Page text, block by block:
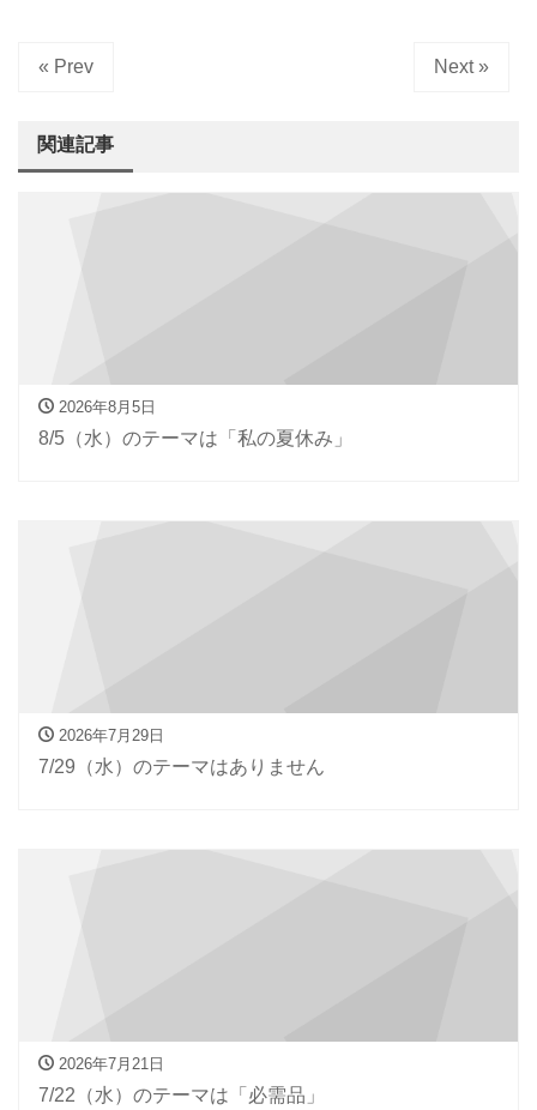
« Prev Next »
関連記事
2026年8月5日
8/5（水）のテーマは「私の夏休み」
2026年7月29日
7/29（水）のテーマはありません
2026年7月21日
7/22（水）のテーマは「必需品」